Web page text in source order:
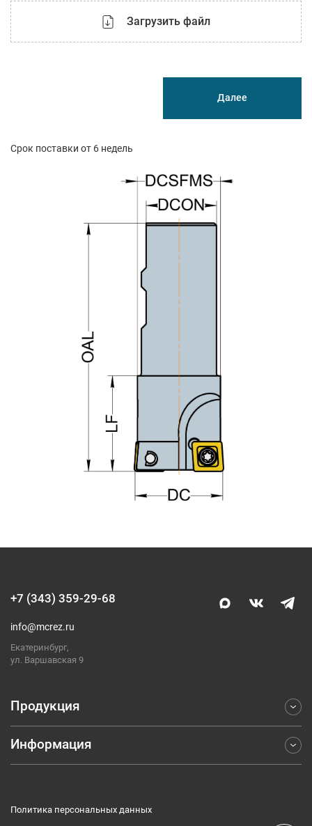
Срок поставки от 6 недель
Загрузить файл
Далее
Продукция
Фрезерование
Точение
Отрезка и обработка канавок
Информация
+7 (343) 359-29-68
info@mcrez.ru
Екатеринбург,
ул. Варшавская 9
Политика персональных данных